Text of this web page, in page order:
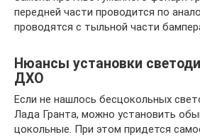
передней части проводится по
проводятся с тыльной части
Нюансы установки
ДХО
Если не нашлось бесцокольных
Лада Гранта, можно установить
цокольные. При этом придется